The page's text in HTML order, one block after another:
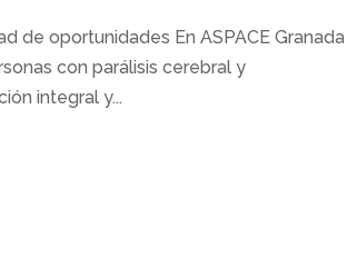
de oportunidades En ASPACE Granada
con parálisis cerebral y
integral y...